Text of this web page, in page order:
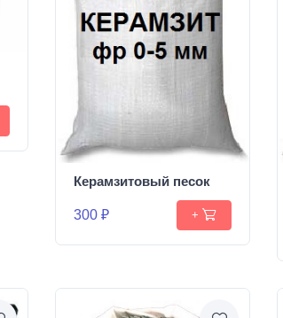
Керамзитовый песок
300 ₽ +